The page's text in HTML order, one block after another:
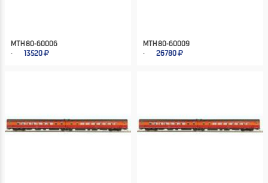
MTH 80-60006
13520
MTH 80-60009
26780